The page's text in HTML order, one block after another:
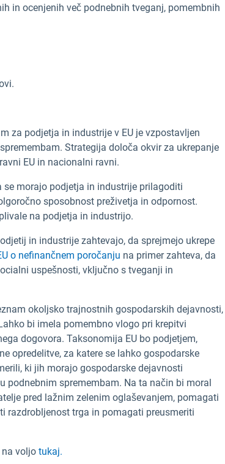
in ocenjenih več podnebnih tveganj, pomembnih
za podjetja in industrije v EU je vzpostavljen
Strategija določa okvir za ukrepanje
EU in nacionalni ravni.
se morajo podjetja in industrije prilagoditi
sposobnost preživetja in odpornost.
na podjetja in industrijo.
in industrije zahtevajo, da sprejmejo ukrepe
o nefinančnem poročanju na primer zahteva, da
uspešnosti, vključno s tveganji in
okoljsko trajnostnih gospodarskih dejavnosti,
bi imela pomembno vlogo pri krepitvi
dogovora. Taksonomija EU bo podjetjem,
opredelitve, za katere se lahko gospodarske
ki jih morajo gospodarske dejavnosti
podnebnim spremembam. Na ta način bi moral
pred lažnim zelenim oglaševanjem, pomagati
razdrobljenost trga in pomagati preusmeriti
voljo tukaj.